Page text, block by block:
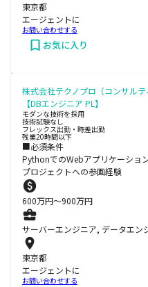
東京都
エージェントに
お問い合わせする
お気に入り
株式会社テクノプロ（コンサルテ
【DBエンジニア PL】
モダンな技術を採用
技術試験なし
フレックス出勤・時差出勤
残業20時間以下
■必須条件
PythonでのWebアプリケーショ
プロジェクトへの参画経験
600万円〜900万円
サーバーエンジニア, データエン
東京都
エージェントに
お問い合わせする